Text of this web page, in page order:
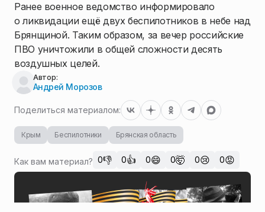
Ранее военное ведомство информировало
о ликвидации ещё двух беспилотников в небе над
Брянщиной. Таким образом, за вечер российские
ПВО уничтожили в общей сложности десять
воздушных целей.
Автор:
Андрей Морозов
Поделиться материалом:
Крым Беспилотники Брянская область
Как вам материал? 0👎 0👍 0😄 0🤯 0😢 0😡